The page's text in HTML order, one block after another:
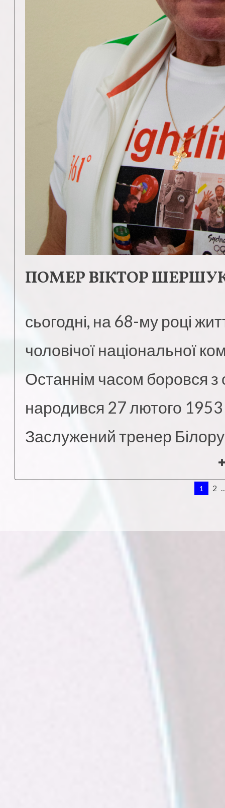
ПОМЕР ВІКТОР
сьогодні, на 68-му році
чоловічої національної
Останнім часом боровся
народився 27 лютого
Заслужений тренер
1 2